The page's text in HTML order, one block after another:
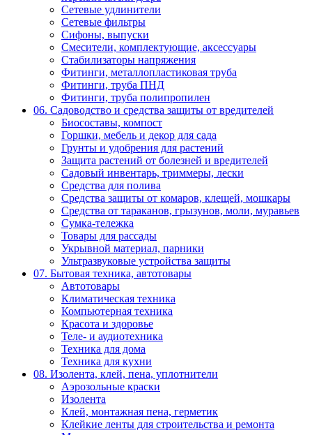
Сетевые удлинители
Сетевые фильтры
Сифоны, выпуски
Смесители, комплектующие, аксессуары
Стабилизаторы напряжения
Фитинги, металлопластиковая труба
Фитинги, труба ПНД
Фитинги, труба полипропилен
06. Садоводство и средства защиты от вредителей
Биосоставы, компост
Горшки, мебель и декор для сада
Грунты и удобрения для растений
Защита растений от болезней и вредителей
Садовый инвентарь, триммеры, лески
Средства для полива
Средства защиты от комаров, клещей, мошкары
Средства от тараканов, грызунов, моли, муравьев
Сумка-тележка
Товары для рассады
Укрывной материал, парники
Ультразвуковые устройства защиты
07. Бытовая техника, автотовары
Автотовары
Климатическая техника
Компьютерная техника
Красота и здоровье
Теле- и аудиотехника
Техника для дома
Техника для кухни
08. Изолента, клей, пена, уплотнители
Аэрозольные краски
Изолента
Клей, монтажная пена, герметик
Клейкие ленты для строительства и ремонта